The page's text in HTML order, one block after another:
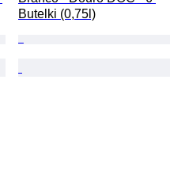
Butelki (0,75l)